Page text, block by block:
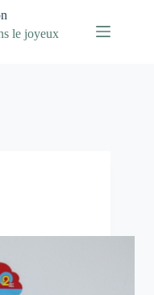
le joyeux